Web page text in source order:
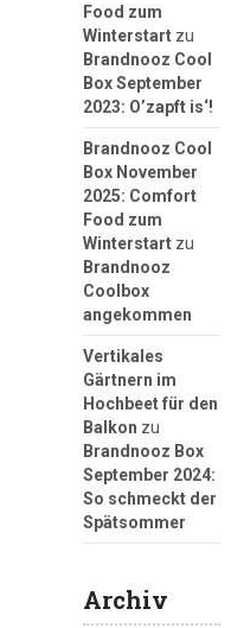
Food zum
Winterstartzu
Brandnooz Cool
Box September
2023: O’zapft is‘!
Brandnooz Cool
Box November
2025: Comfort
Food zum
Winterstartzu
Brandnooz
Coolbox
angekommen
Vertikales
Gärtnern im
Hochbeet für den
Balkon zu
Brandnooz Box
September 2024:
So schmeckt der
Spätsommer
Archiv